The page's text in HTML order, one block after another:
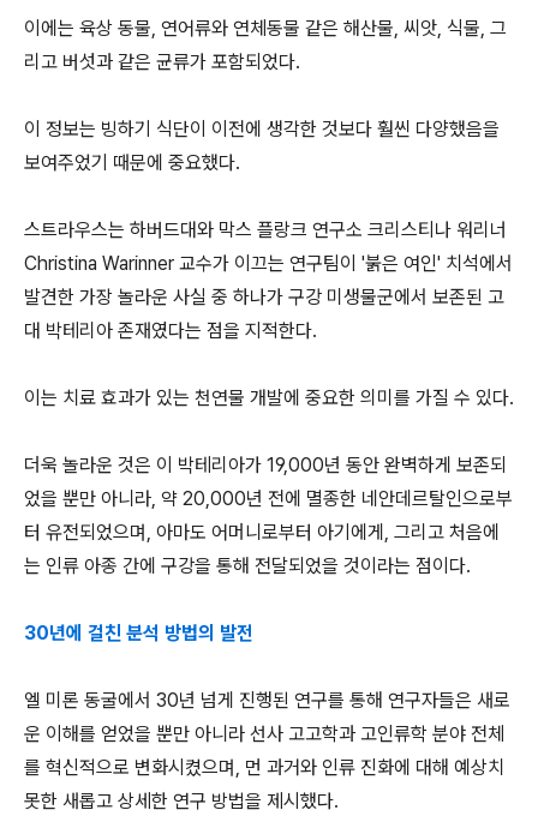
이에는 육상 동물, 연어류와 연체동물 같은 해산물, 씨앗, 식물, 그
리고 버섯과 같은 균류가 포함되었다.
이 정보는 빙하기 식단이 이전에 생각한 것보다 훨씬 다양했음을
보여주었기 때문에 중요했다.
스트라우스는 하버드대와 막스 플랑크 연구소 크리스티나 워리너
Christina Warinner 교수가 이끄는 연구팀이 '붉은 여인' 치석에서
발견한 가장 놀라운 사실 중 하나가 구강 미생물군에서 보존된 고
대 박테리아 존재였다는 점을 지적한다.
이는 치료 효과가 있는 천연물 개발에 중요한 의미를 가질 수 있다.
더욱 놀라운 것은 이 박테리아가 19,000년 동안 완벽하게 보존되
었을 뿐만 아니라, 약 20,000년 전에 멸종한 네안데르탈인으로부
터 유전되었으며, 아마도 어머니로부터 아기에게, 그리고 처음에
는 인류 아종 간에 구강을 통해 전달되었을 것이라는 점이다.
30년에 걸친 분석 방법의 발전
엘 미론 동굴에서 30년 넘게 진행된 연구를 통해 연구자들은 새로
운 이해를 얻었을 뿐만 아니라 선사 고고학과 고인류학 분야 전체
를 혁신적으로 변화시켰으며, 먼 과거와 인류 진화에 대해 예상치
못한 새롭고 상세한 연구 방법을 제시했다.